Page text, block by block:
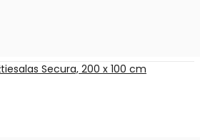
Secura, 200 x 100 cm